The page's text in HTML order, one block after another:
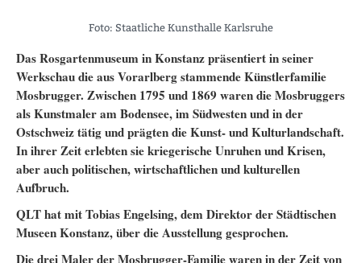
Foto: Staatliche Kunsthalle Karlsruhe
Das Rosgartenmuseum in Konstanz präsentiert in seiner
Werkschau die aus Vorarlberg stammende Künstlerfamilie
Mosbrugger. Zwischen 1795 und 1869 waren die Mosbruggers
als Kunstmaler am Bodensee, im Südwesten und in der
Ostschweiz tätig und prägten die Kunst- und Kulturlandschaft.
In ihrer Zeit erlebten sie kriegerische Unruhen und Krisen,
aber auch politischen, wirtschaftlichen und kulturellen
Aufbruch.
QLT hat mit Tobias Engelsing, dem Direktor der Städtischen
Museen Konstanz, über die Ausstellung gesprochen.
Die drei Maler der Mosbrugger-Familie waren in der Zeit von